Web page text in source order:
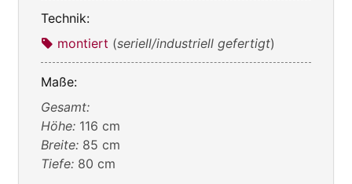
Technik:
montiert (seriell/industriell gefertigt)
Maße:
Gesamt:
Höhe: 116 cm
Breite: 85 cm
Tiefe: 80 cm